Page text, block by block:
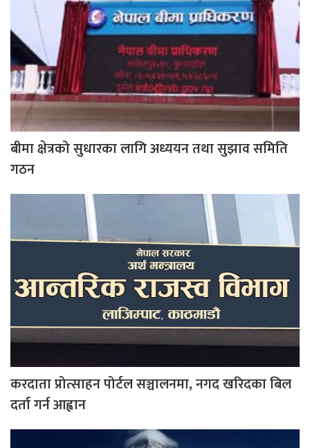
बीमा क्षेत्रको सुधारका लागि अध्ययन तथा सुझाव समिति
गठन
करदाता प्रोत्साहन पोर्टल सञ्चालनमा, नगद खरिदका बिल
दर्ता गर्न आह्वान